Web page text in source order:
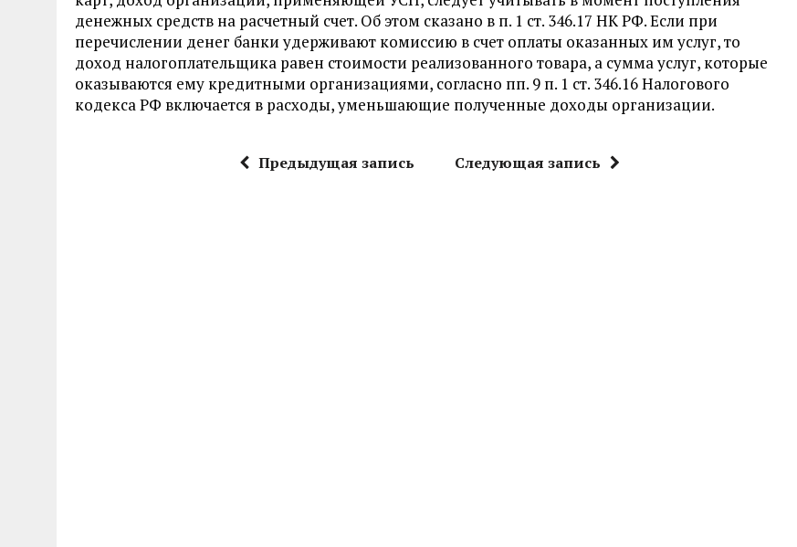
денежных средств на расчетный счет. Об этом сказано в п. 1 ст. 346.17 НК РФ. Если при
перечислении денег банки удерживают комиссию в счет оплаты оказанных им услуг, то
доход налогоплательщика равен стоимости реализованного товара, а сумма услуг, которые
оказываются ему кредитными организациями, согласно пп. 9 п. 1 ст. 346.16 Налогового
кодекса РФ включается в расходы, уменьшающие полученные доходы организации.
Предыдущая запись Следующая запись